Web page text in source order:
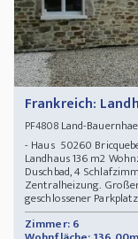
Frankreich:
PF4808Land-
- Haus 50260
Landhaus 136 m2
Duschbad, 4
Zentralheizung.
geschlossener
Zimmer: 6